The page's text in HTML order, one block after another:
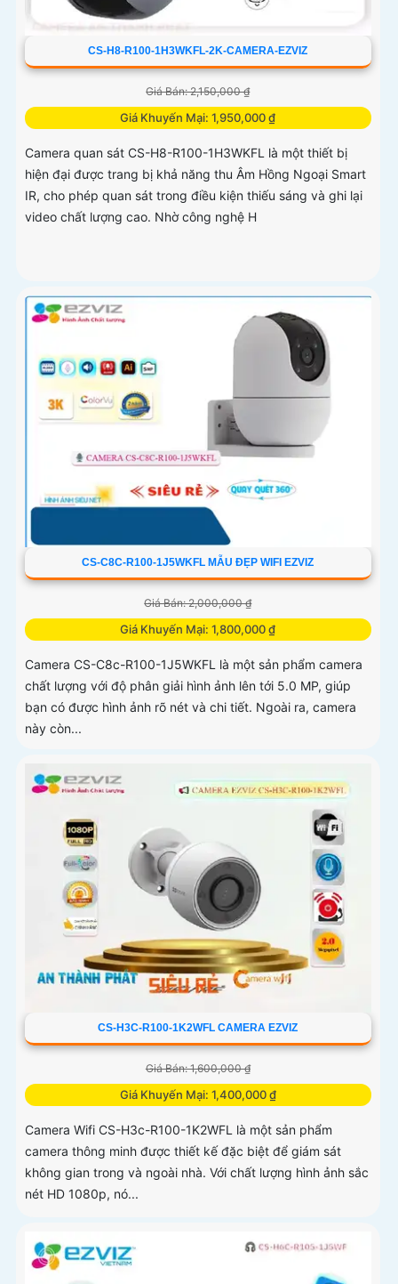
CS-H8-R100-1H3WKFL-2K-CAMERA-EZVIZ
Giá Bán: 2,150,000 ₫
Giá Khuyến Mại: 1,950,000 ₫
Camera quan sát CS-H8-R100-1H3WKFL là một thiết bị
hiện đại được trang bị khả năng thu Âm Hồng Ngoại Smart
IR, cho phép quan sát trong điều kiện thiếu sáng và ghi lại
video chất lượng cao. Nhờ công nghệ H
CS-C8C-R100-1J5WKFL MẪU ĐẸP WIFI EZVIZ
Giá Bán: 2,000,000 ₫
Giá Khuyến Mại: 1,800,000 ₫
Camera CS-C8c-R100-1J5WKFL là một sản phẩm camera
chất lượng với độ phân giải hình ảnh lên tới 5.0 MP, giúp
bạn có được hình ảnh rõ nét và chi tiết. Ngoài ra, camera
này còn...
CS-H3C-R100-1K2WFL CAMERA EZVIZ
Giá Bán: 1,600,000 ₫
Giá Khuyến Mại: 1,400,000 ₫
Camera Wifi CS-H3c-R100-1K2WFL là một sản phẩm
camera thông minh được thiết kế đặc biệt để giám sát
không gian trong và ngoài nhà. Với chất lượng hình ảnh sắc
nét HD 1080p, nó...